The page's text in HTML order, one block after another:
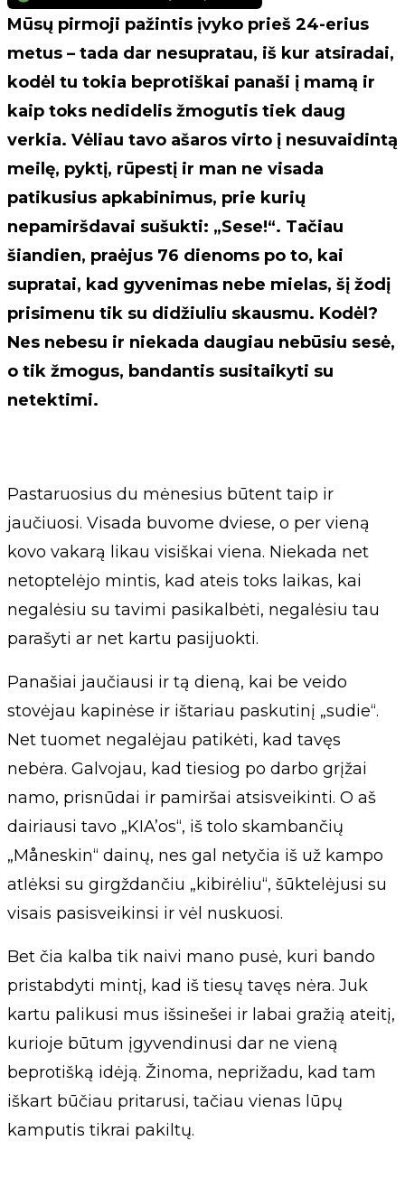
Mūsų pirmoji pažintis įvyko prieš 24-erius
metus – tada dar nesupratau, iš kur atsiradai,
kodėl tu tokia beprotiškai panaši į mamą ir
kaip toks nedidelis žmogutis tiek daug
verkia. Vėliau tavo ašaros virto į nesuvaidintą
meilę, pyktį, rūpestį ir man ne visada
patikusius apkabinimus, prie kurių
nepamiršdavai sušukti: „Sese!“. Tačiau
šiandien, praėjus 76 dienoms po to, kai
supratai, kad gyvenimas nebe mielas, šį žodį
prisimenu tik su didžiuliu skausmu. Kodėl?
Nes nebesu ir niekada daugiau nebūsiu sesė,
o tik žmogus, bandantis susitaikyti su
netektimi.
Pastaruosius du mėnesius būtent taip ir
jaučiuosi. Visada buvome dviese, o per vieną
kovo vakarą likau visiškai viena. Niekada net
netoptelėjo mintis, kad ateis toks laikas, kai
negalėsiu su tavimi pasikalbėti, negalėsiu tau
parašyti ar net kartu pasijuokti.
Panašiai jaučiausi ir tą dieną, kai be veido
stovėjau kapinėse ir ištariau paskutinį „sudie“.
Net tuomet negalėjau patikėti, kad tavęs
nebėra. Galvojau, kad tiesiog po darbo grįžai
namo, prisnūdai ir pamiršai atsisveikinti. O aš
dairiausi tavo „KIA’os“, iš tolo skambančių
„Måneskin“ dainų, nes gal netyčia iš už kampo
atlėksi su girgždančiu „kibirėliu“, šūktelėjusi su
visais pasisveikinsi ir vėl nuskuosi.
Bet čia kalba tik naivi mano pusė, kuri bando
pristabdyti mintį, kad iš tiesų tavęs nėra. Juk
kartu palikusi mus išsinešei ir labai gražią ateitį,
kurioje būtum įgyvendinusi dar ne vieną
beprotišką idėją. Žinoma, neprižadu, kad tam
iškart būčiau pritarusi, tačiau vienas lūpų
kamputis tikrai pakiltų.